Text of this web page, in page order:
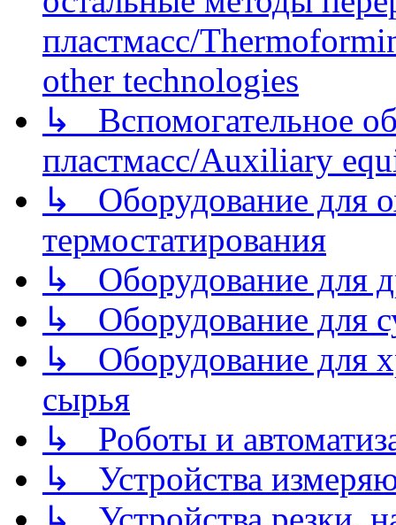
пластмасс/
other technologies
↳ Вспомогательное
пластмасс/Auxiliary
↳ Оборудование для
термостатирования
↳ Оборудование для
↳ Оборудование для
↳ Оборудование для
сырья
↳ Роботы и
↳ Устройства